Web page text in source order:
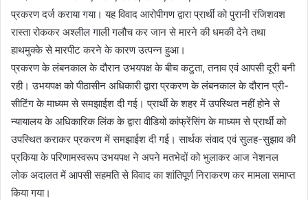
प्रकरण दर्ज कराया गया। यह विवाद आरोपीगण द्वारा प्रार्थी को पुरानी रंजिशवश
रास्ता रोककर अश्लील गाली गलौच कर जान से मारने की धमकी देने तथा
हाथमुक्के से मारपीट करने के कारण उत्पन्न हुआ।
प्रकरण के लंबनकाल के दौरान उभयपक्ष के बीच कटुता, तनाव एवं आपसी दूरी बनी
रही। उभयपक्ष को पीठासीन अधिकारी द्वारा प्रकरण के लंबनकाल के दौरान प्री-
सीटिंग के माध्यम से समझाईश दी गई। प्रार्थी के शहर में उपस्थित नहीं होने से
न्यायालय के अधिकारिक लिंक के द्वारा वीडियो कांफ्रेंसिंग के माध्यम से प्रार्थी को
उपस्थित कराकर प्रकरण में समझाईश दी गई। सार्थक संवाद एवं सुलह-सुझाव की
प्रकिया के परिणामस्वरूप उभयपक्ष ने अपने मतभेदों को भुलाकर आज नेशनल
लोक अदालत में आपसी सहमति से विवाद का शांतिपूर्ण निराकरण कर मामला समाप्त
किया गया।